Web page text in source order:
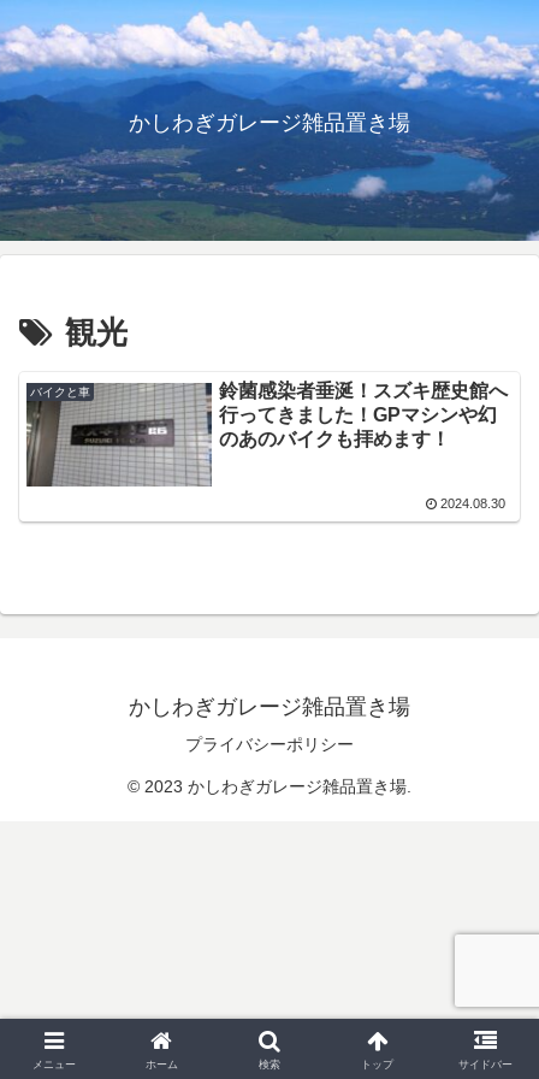
かしわぎガレージ雑品置き場
観光
バイクと車
鈴菌感染者垂涎！スズキ歴史館へ
行ってきました！GPマシンや幻
のあのバイクも拝めます！
2024.08.30
かしわぎガレージ雑品置き場
プライバシーポリシー
© 2023 かしわぎガレージ雑品置き場.
メニュー ホーム 検索 トップ サイドバー